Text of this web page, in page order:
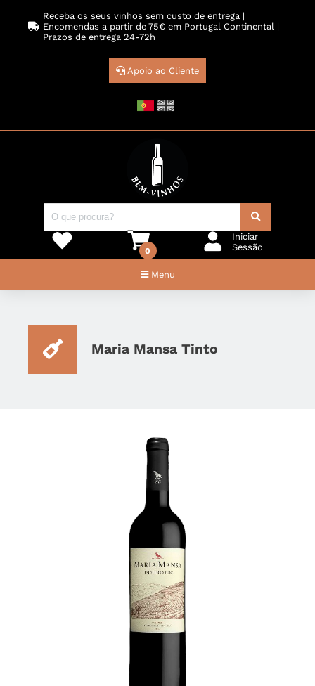
Receba os seus vinhos sem custo de entrega |
Encomendas a partir de 75€ em Portugal Continental |
Prazos de entrega 24-72h
Apoio ao Cliente
0
Iniciar
Sessão
Menu
Maria Mansa Tinto